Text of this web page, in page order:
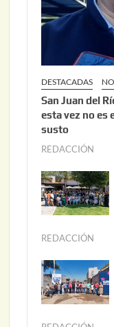
2
6
DESTACADAS
San Juan del
esta vez no es
susto
REDACCIÓN
o
s
t
,
2
0
REDACCIÓN
n
i
o